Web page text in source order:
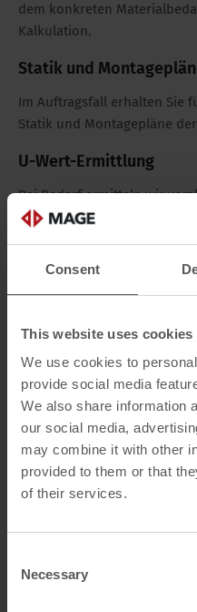
Consent
This website uses cookies
We use cookies to
provide social media
We also share information
our social media,
may combine it with other
provided to them or that
of their services.
Selection
Necessary
dem konkreten
Kalkulation.
Statik und
Im Auftragsfall erhalten Sie
Statik und Montagepläne
U-Wert-Ermittlung
Bei Bedarf ermitteln wir
die geforderten Schi-Werte
Wandaufbau erreicht
hervorragende statische
Wandstützen.
Ihre Vorteile auf
Prüffähige Unterlagen
Anpassung
Wahl des optimalen
Anwendung für
Berechnung für Profile